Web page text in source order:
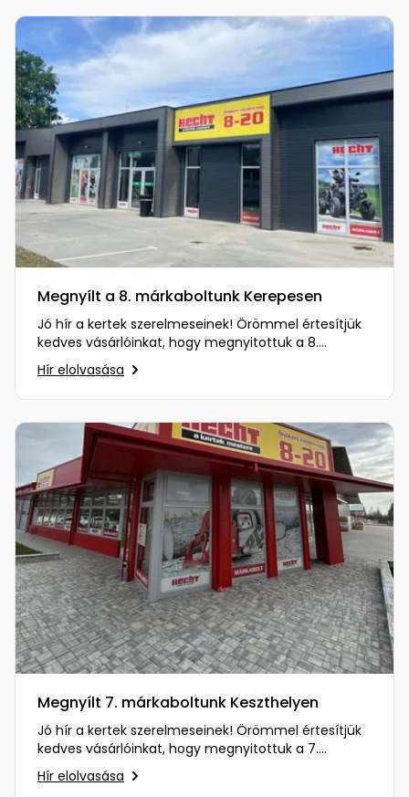
Megnyílt a 8. márkaboltunk Kerepesen
Jó hír a kertek szerelmeseinek! Örömmel értesítjük
kedves vásárlóinkat, hogy megnyitottuk a 8.
márkaboltunkat Kerepesen…
Hír elolvasása
Megnyílt 7. márkaboltunk Keszthelyen
Jó hír a kertek szerelmeseinek! Örömmel értesítjük
kedves vásárlóinkat, hogy megnyitottuk a 7.
márkaboltunkat…
Hír elolvasása